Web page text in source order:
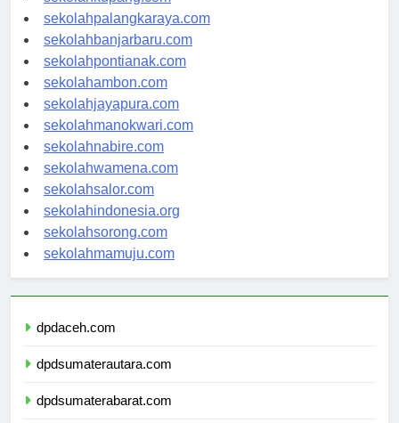
sekolahkupang.com
sekolahpalangkaraya.com
sekolahbanjarbaru.com
sekolahpontianak.com
sekolahambon.com
sekolahjayapura.com
sekolahmanokwari.com
sekolahnabire.com
sekolahwamena.com
sekolahsalor.com
sekolahindonesia.org
sekolahsorong.com